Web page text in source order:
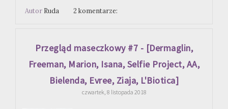
Autor Ruda 2 komentarze:
Przegląd maseczkowy #7 - [Dermaglin,
Freeman, Marion, Isana, Selfie Project, AA,
Bielenda, Evree, Ziaja, L'Biotica]
czwartek, 8 listopada 2018